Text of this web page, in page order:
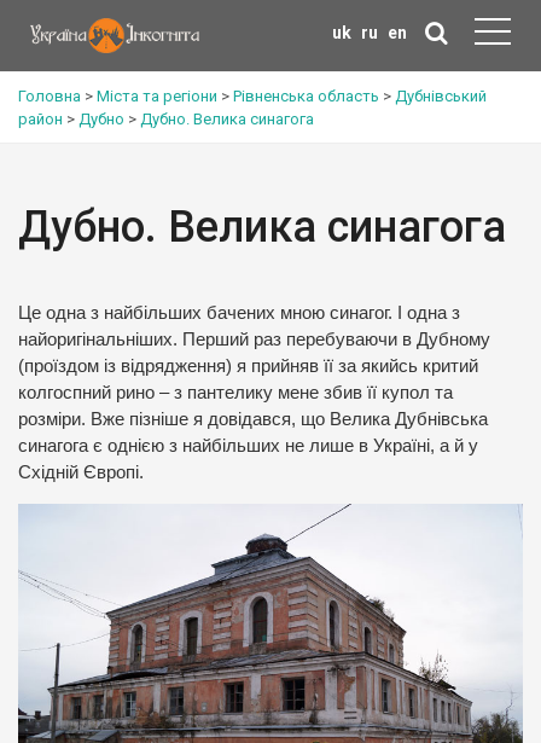
uk ru en
Головна > Міста та регіони > Рівненська область > Дубнівський
район > Дубно > Дубно. Велика синагога
Дубно. Велика синагога
Це одна з найбільших бачених мною синагог. І одна з
найоригінальніших. Перший раз перебуваючи в Дубному
(проїздом із відрядження) я прийняв її за якийсь критий
колгоспний рино – з пантелику мене збив її купол та
розміри. Вже пізніше я довідався, що Велика Дубнівська
синагога є однією з найбільших не лише в Україні, а й у
Східній Європі.